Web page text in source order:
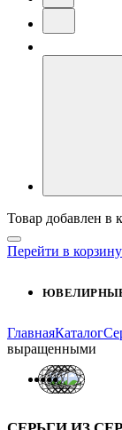
Товар добавлен в
Перейти в корзину
ГлавнаяКаталог
выращенными